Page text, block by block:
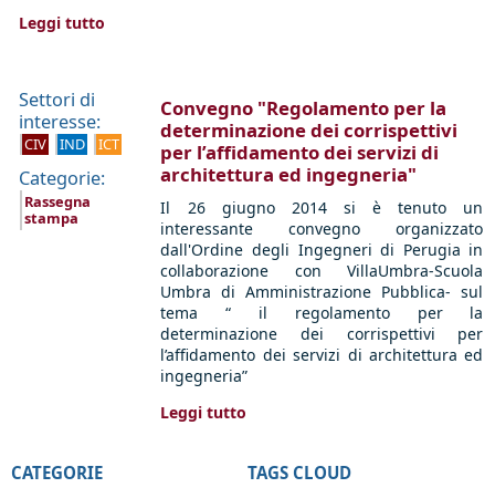
Leggi tutto
Settori di
interesse:
CIV IND ICT
Categorie:
Rassegna
stampa
Convegno "Regolamento per la
determinazione dei corrispettivi
per l’affidamento dei servizi di
architettura ed ingegneria"
Il 26 giugno 2014 si è tenuto un
interessante convegno organizzato
dall'Ordine degli Ingegneri di Perugia in
collaborazione con VillaUmbra-Scuola
Umbra di Amministrazione Pubblica- sul
tema “ il regolamento per la
determinazione dei corrispettivi per
l’affidamento dei servizi di architettura ed
ingegneria”
Leggi tutto
CATEGORIE TAGS CLOUD